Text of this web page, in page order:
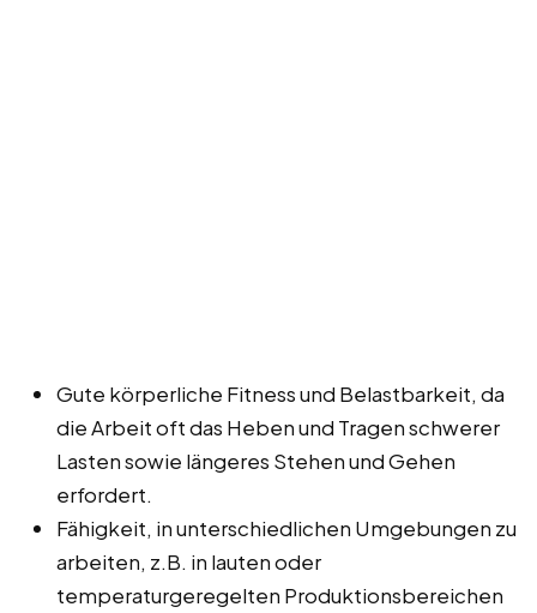
Gute körperliche Fitness und Belastbarkeit, da
die Arbeit oft das Heben und Tragen schwerer
Lasten sowie längeres Stehen und Gehen
erfordert.
Fähigkeit, in unterschiedlichen Umgebungen zu
arbeiten, z.B. in lauten oder
temperaturgeregelten Produktionsbereichen